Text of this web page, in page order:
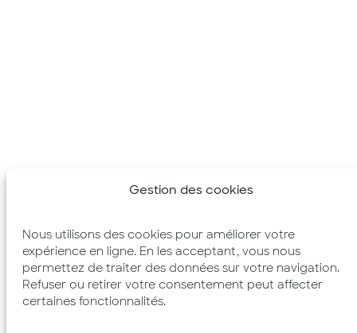
Gestion des cookies
Nous utilisons des cookies pour améliorer votre
expérience en ligne. En les acceptant, vous nous
permettez de traiter des données sur votre navigation.
Refuser ou retirer votre consentement peut affecter
certaines fonctionnalités.